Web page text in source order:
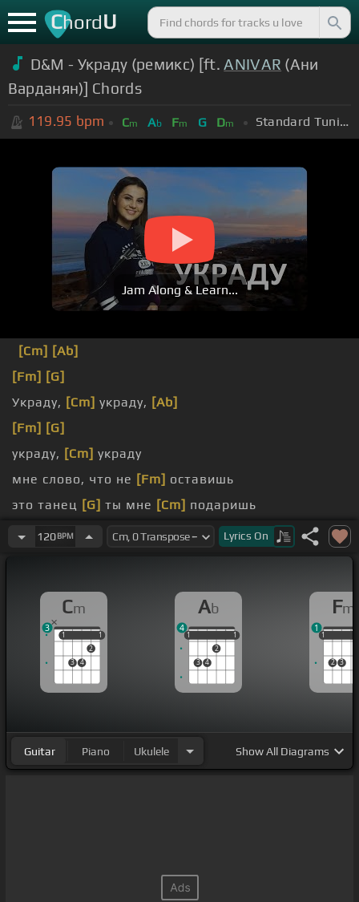
ChordU
D&M - Украду (ремикс) [ft. ANIVAR (Ани
Варданян)] Chords
119.95 bpm Cm Ab Fm G Dm Standard Tuning (EADGBE)
Jam Along & Learn...
[Cm] [Ab]
[Fm] [G]
Украду, [Cm] украду, [Ab]
[Fm] [G]
украду, [Cm] украду
мне слово, что не [Fm] оставишь
это танец [G] ты мне [Cm] подаришь
Будешь любить снова и
снова, я тебя люблю
120BPM Lyrics On
Cm
1
3 4
2
1
1 1
3
Ab
1
3 4
2
1
1 1
4
Fm
1
2 3
1
1
Guitar Piano Ukulele ShowAll Diagrams